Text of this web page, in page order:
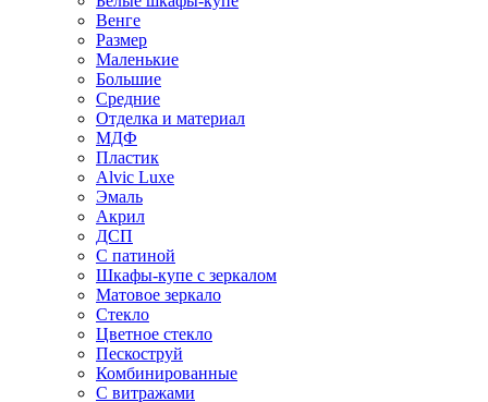
Венге
Размер
Маленькие
Большие
Средние
Отделка и материал
МДФ
Пластик
Alvic Luxe
Эмаль
Акрил
ДСП
С патиной
Шкафы-купе с зеркалом
Матовое зеркало
Стекло
Цветное стекло
Пескоструй
Комбинированные
С витражами